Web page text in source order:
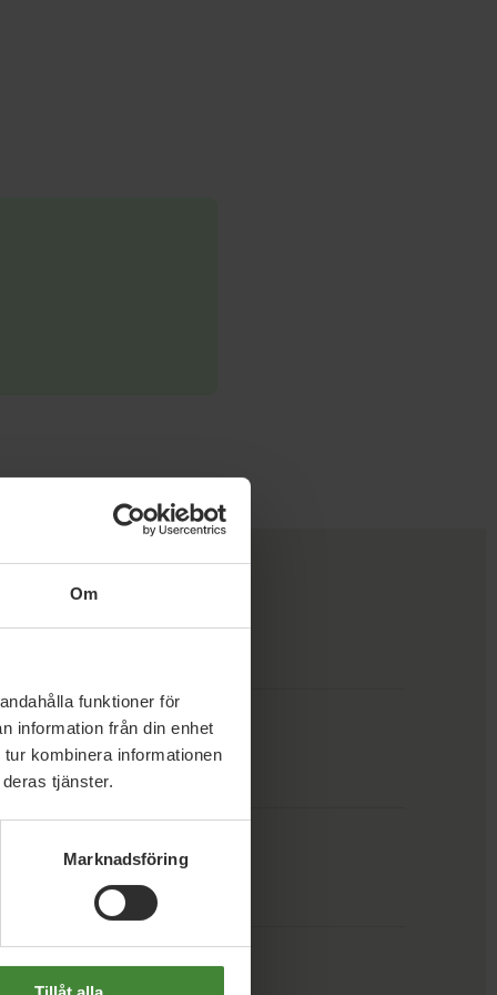
Om
funktioner för
information från din enhet
kombinera informationen
tjänster.
Marknadsföring